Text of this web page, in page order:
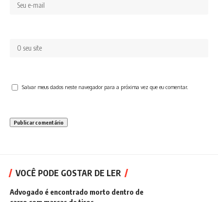
Salvar meus dados neste navegador para a próxima vez que eu comentar.
VOCÊ PODE GOSTAR DE LER
Advogado é encontrado morto dentro de